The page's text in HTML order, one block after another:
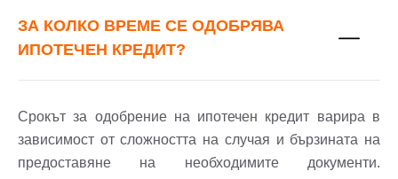
ЗА КОЛКО ВРЕМЕ СЕ ОДОБРЯВА
ИПОТЕЧЕН КРЕДИТ?
Срокът за одобрение на ипотечен кредит варира в
зависимост от сложността на случая и бързината на
предоставяне на необходимите документи.